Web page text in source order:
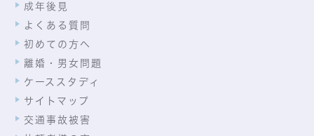
成年後見
よくある質問
初めての方へ
離婚・男女問題
ケーススタディ
サイトマップ
交通事故被害